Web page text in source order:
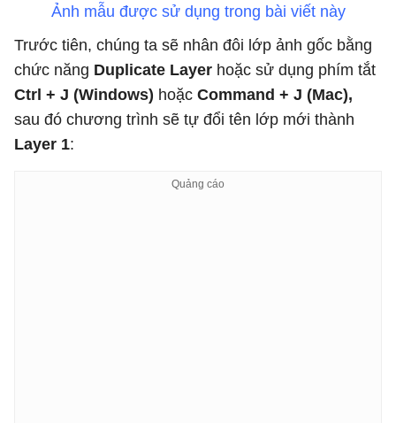
Ảnh mẫu được sử dụng trong bài viết này
Trước tiên, chúng ta sẽ nhân đôi lớp ảnh gốc bằng
chức năng Duplicate Layer hoặc sử dụng phím tắt
Ctrl + J (Windows) hoặc Command + J (Mac),
sau đó chương trình sẽ tự đổi tên lớp mới thành
Layer 1: